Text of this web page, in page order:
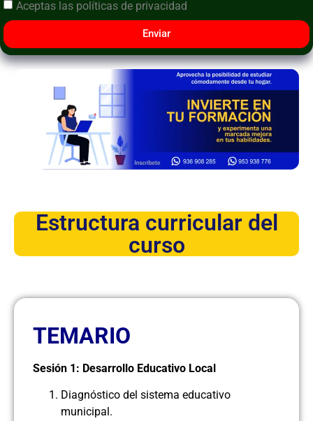
Aceptas las políticas de privacidad
Enviar
Estructura curricular del
curso
TEMARIO
Sesión 1: Desarrollo Educativo Local
Diagnóstico del sistema educativo
municipal.